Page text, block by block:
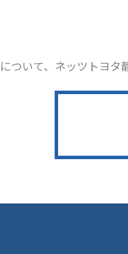
ついて、ネッツトヨタ